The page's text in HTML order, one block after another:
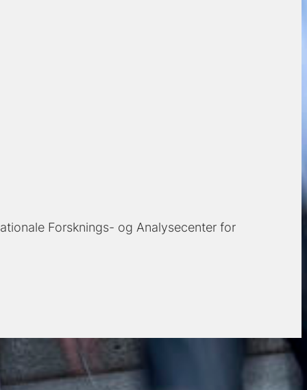
Forsknings- og Analysecenter for